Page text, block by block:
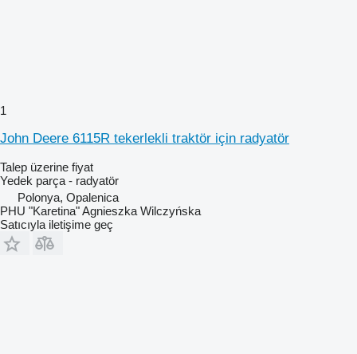
1
John Deere 6115R tekerlekli traktör için radyatör
Talep üzerine fiyat
Yedek parça - radyatör
Polonya, Opalenica
PHU "Karetina" Agnieszka Wilczyńska
Satıcıyla iletişime geç